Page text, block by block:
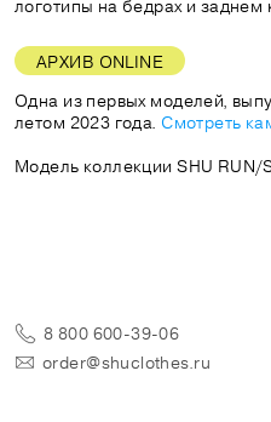
логотипы на бедрах и заднем
АРХИВ ONLINE
Одна из первых моделей,
летом 2023 года. Смотреть
Модель коллекции SHU RUN/
8 800 600-39-06
order@shuclothes.ru